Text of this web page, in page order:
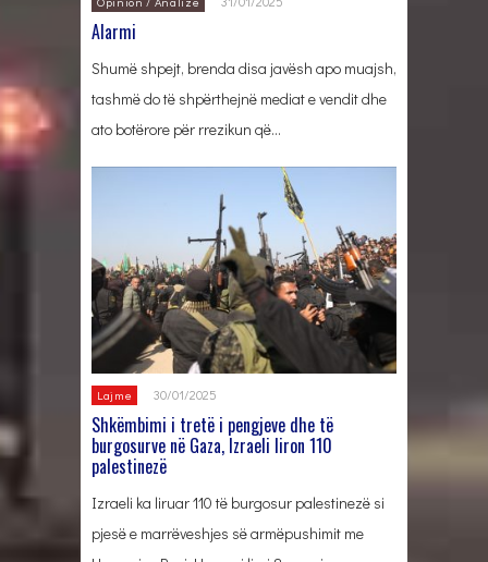
Alarmi
Shumë shpejt, brenda disa javësh apo muajsh,
tashmë do të shpërthejnë mediat e vendit dhe
ato botërore për rrezikun që…
Lajme 30/01/2025
Shkëmbimi i tretë i pengjeve dhe të
burgosurve në Gaza, Izraeli liron 110
palestinezë
Izraeli ka liruar 110 të burgosur palestinezë si
pjesë e marrëveshjes së armëpushimit me